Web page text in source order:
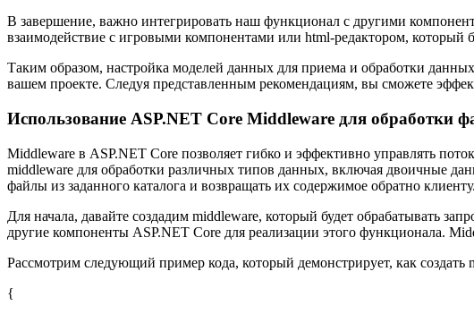
В завершение, важно интегрировать наш функционал с другими
взаимодействие с игровыми компонентами или html-редактором, который
Таким образом, настройка моделей данных для приема и обработки
вашем проекте. Следуя представленным рекомендациям, вы сможете
Использование ASP.NET Core Middleware для обработки
Middleware в ASP.NET Core позволяет гибко и эффективно управлять
middleware для обработки различных типов данных, включая двоичные
файлы из заданного каталога и возвращать их содержимое обратно клиенту.
Для начала, давайте создадим middleware, который будет обрабатывать
другие компоненты ASP.NET Core для реализации этого функционала.
Рассмотрим следующий пример кода, который демонстрирует, как
{